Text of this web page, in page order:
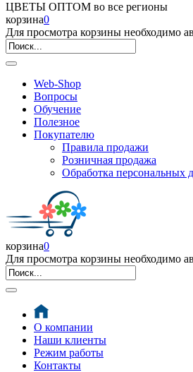
ЦВЕТЫ ОПТОМ во все регионы
корзина0
Для просмотра корзины необходимо
Web-Shop
Вопросы
Обучение
Полезное
Покупателю
Правила продажи
Розничная продажа
Обработка персональных
корзина0
Для просмотра корзины необходимо
О компании
Наши клиенты
Режим работы
Контакты